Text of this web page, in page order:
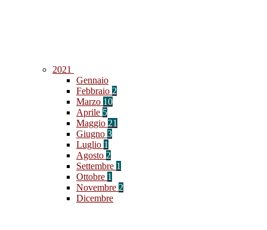
2021
Gennaio
Febbraio 2
Marzo 10
Aprile 5
Maggio 21
Giugno 3
Luglio 1
Agosto 2
Settembre 1
Ottobre 1
Novembre 2
Dicembre